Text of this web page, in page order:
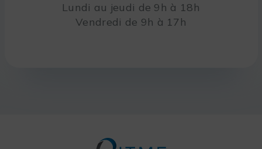
Lundi au jeudi de 9h à 18h
Vendredi de 9h à 17h